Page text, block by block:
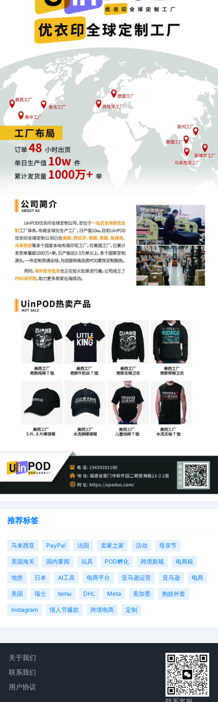
推荐标签
马来西亚 PayPal 法国 卖家之家 活动 母亲节
美国海关 国内要闻 玩具 POD孵化 跨境新规 电商税
地垫 日本 AI工具 电商平台 亚马逊运营 亚马逊 电商
美国 瑞士 temu DHL Meta 美加墨 抱娃外套
Instagram 情人节爆款 跨境电商 定制
关于我们
联系我们
用户协议